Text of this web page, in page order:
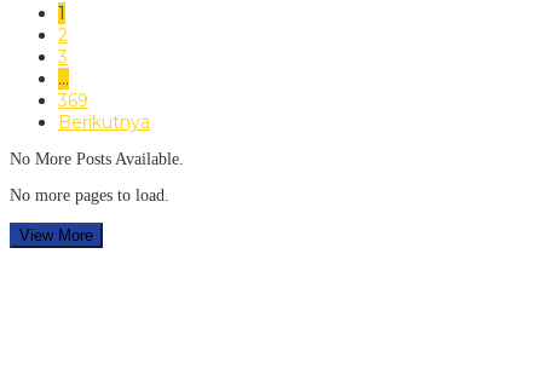
1
2
3
…
369
Berikutnya
No More Posts Available.
No more pages to load.
View More